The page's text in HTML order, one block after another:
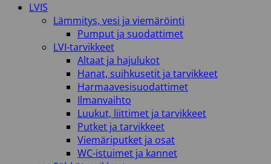
LVIS
Lämmitys, vesi ja viemäröinti
Pumput ja suodattimet
LVI-tarvikkeet
Altaat ja hajulukot
Hanat, suihkusetit ja tarvikkeet
Harmaavesisuodattimet
Ilmanvaihto
Luukut, liittimet ja tarvikkeet
Putket ja tarvikkeet
Viemäriputket ja osat
WC-istuimet ja kannet